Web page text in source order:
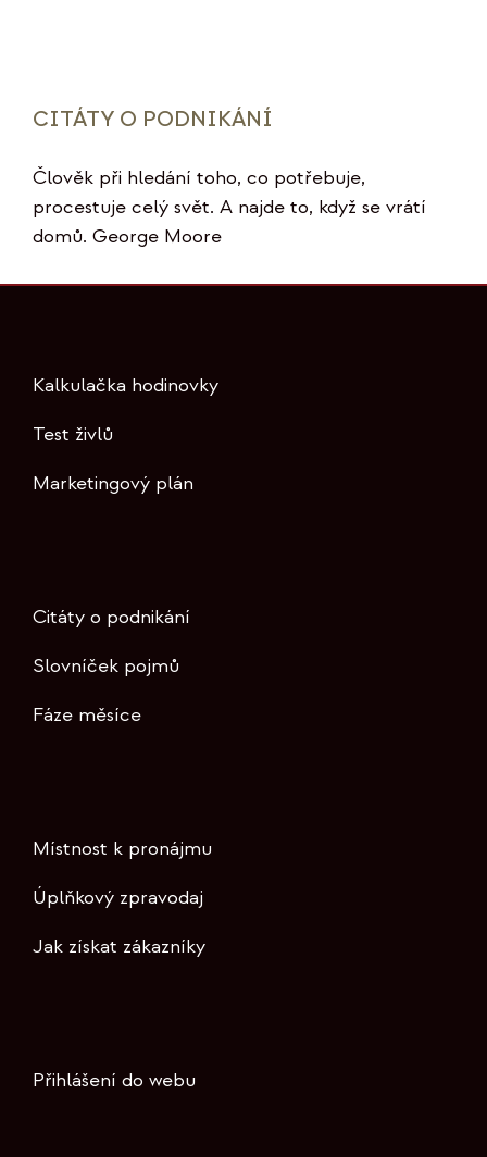
CITÁTY O PODNIKÁNÍ
Člověk při hledání toho, co potřebuje,
procestuje celý svět. A najde to, když se vrátí
domů. George Moore
Kalkulačka hodinovky
Test živlů
Marketingový plán
Citáty o podnikání
Slovníček pojmů
Fáze měsíce
Místnost k pronájmu
Úplňkový zpravodaj
Jak získat zákazníky
Přihlášení do webu